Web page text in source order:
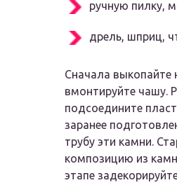
ручную пилку,
дрель, шприц,
Сначала
вмонтируйте чашу.
подсоедините
заранее
трубу эти камни.
композицию из
этапе